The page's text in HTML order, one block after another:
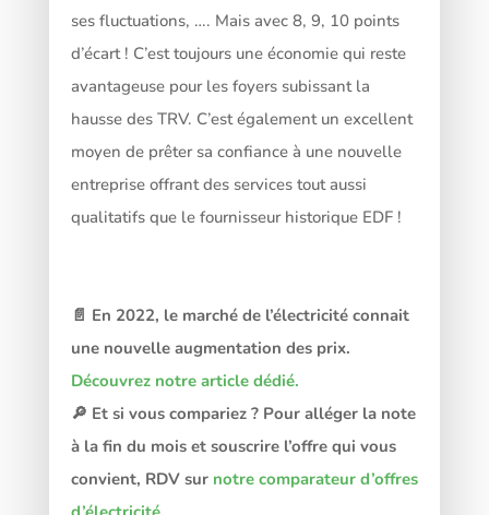
ses fluctuations, …. Mais avec 8, 9, 10 points
d’écart ! C’est toujours une économie qui reste
avantageuse pour les foyers subissant la
hausse des TRV. C’est également un excellent
moyen de prêter sa confiance à une nouvelle
entreprise offrant des services tout aussi
qualitatifs que le fournisseur historique EDF !
📄 En 2022, le marché de l’électricité connait
une nouvelle augmentation des prix.
Découvrez notre article dédié.
🔎 Et si vous compariez ? Pour alléger la note
à la fin du mois et souscrire l’offre qui vous
convient, RDV sur notre comparateur d’offres